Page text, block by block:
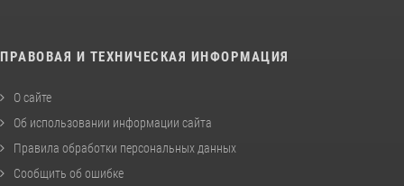
ПРАВОВАЯ И ТЕХНИЧЕСКАЯ ИНФОРМАЦИЯ
О сайте
Об использовании информации сайта
Правила обработки персональных данных
Сообщить об ошибке